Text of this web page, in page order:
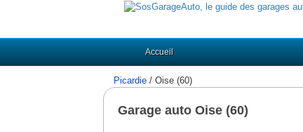
Accueil
Picardie / Oise (60)
Garage auto Oise (60)